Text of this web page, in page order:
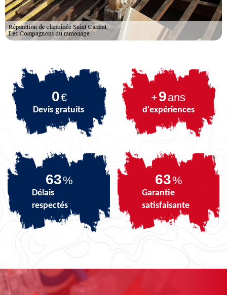
0€
Devis gratuits
+9ans
d'expériences
78%
Délais
respectés
78%
Garantie
satisfaisante